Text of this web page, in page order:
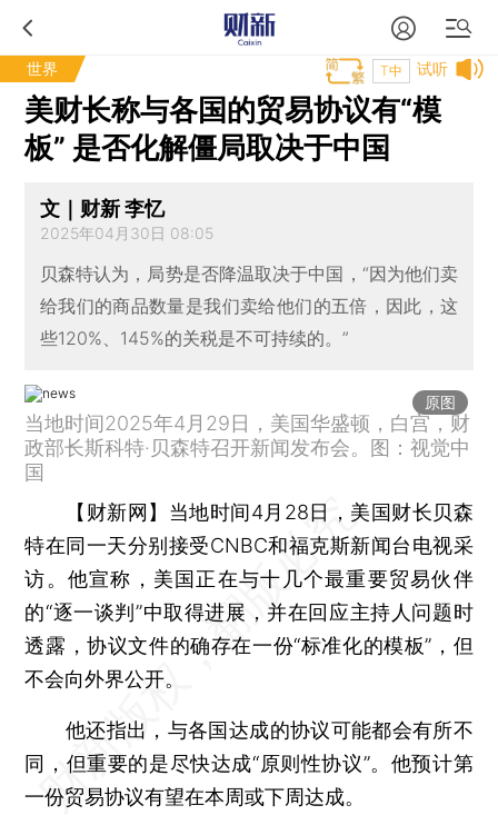
世界 试听
T中
美财长称与各国的贸易协议有“模
板” 是否化解僵局取决于中国
文｜财新 李忆
2025年04月30日 08:05
贝森特认为，局势是否降温取决于中国，“因为他们卖
给我们的商品数量是我们卖给他们的五倍，因此，这
些120%、145%的关税是不可持续的。”
原图
当地时间2025年4月29日，美国华盛顿，白宫，财
政部长斯科特·贝森特召开新闻发布会。图：视觉中
国
【财新网】 当地时间4月28日，美国财长贝森
特在同一天分别接受CNBC和福克斯新闻台电视采
访。他宣称，美国正在与十几个最重要贸易伙伴
的“逐一谈判”中取得进展，并在回应主持人问题时
透露，协议文件的确存在一份“标准化的模板”，但
不会向外界公开。
他还指出，与各国达成的协议可能都会有所不
同，但重要的是尽快达成“原则性协议”。他预计第
一份贸易协议有望在本周或下周达成。